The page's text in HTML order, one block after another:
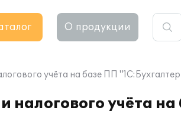
О продукции
учёта на базе ПП
налогового учёта